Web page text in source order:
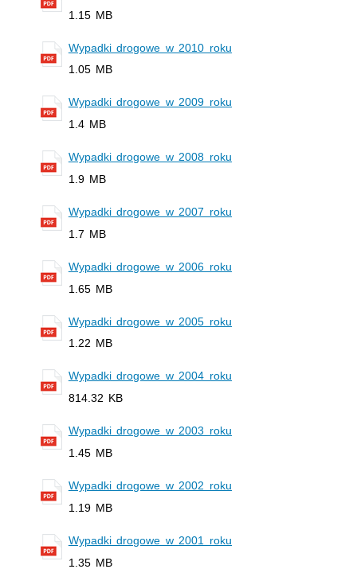
1.15 MB
Wypadki drogowe w 2010 roku
1.05 MB
Wypadki drogowe w 2009 roku
1.4 MB
Wypadki drogowe w 2008 roku
1.9 MB
Wypadki drogowe w 2007 roku
1.7 MB
Wypadki drogowe w 2006 roku
1.65 MB
Wypadki drogowe w 2005 roku
1.22 MB
Wypadki drogowe w 2004 roku
814.32 KB
Wypadki drogowe w 2003 roku
1.45 MB
Wypadki drogowe w 2002 roku
1.19 MB
Wypadki drogowe w 2001 roku
1.35 MB